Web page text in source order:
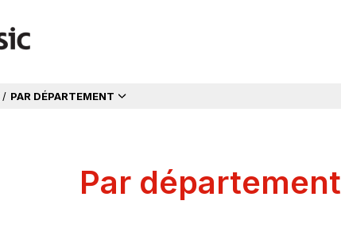
/ PAR DÉPARTEMENT
Par département